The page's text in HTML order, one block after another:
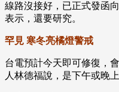
線路沒接好，已正式發函
表示，還要研究。
罕見 寒冬亮橘燈警戒
台電預計今天即可修復，
人林德福說，是下午或晚